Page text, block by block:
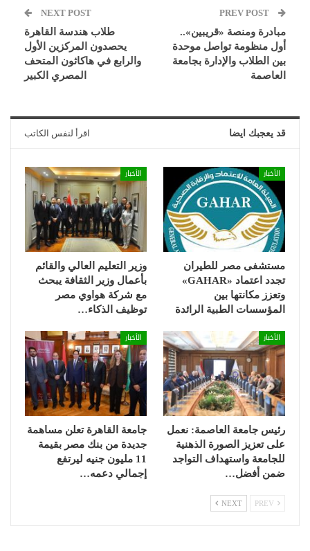
مبادرة ومنصة «قريبين»..
أول منظومة تواصل موحدة
بين الطلاب والإدارة بجامعة
العاصمة
NEXT POST
طلاب هندسة القاهرة
يحصدون المركزين الأول
والرابع في هاكاثون المتحف
المصري الكبير
قد يعجبك ايضا اقرأ لنفس الكاتب
الأخبار
مستشفى مصر للطيران
تجدد اعتماد «GAHAR»
وتعزز مكانتها بين
المؤسسات الطبية الرائدة
الأخبار
وزير التعليم العالي والقائم
بأعمال وزير الثقافة يبحث
مع شركة هواوي مصر
توظيف الذكاء…
الأخبار
رئيس جامعة العاصمة: نعمل
على تعزيز الصورة الذهنية
للجامعة واستهداف التواجد
ضمن أفضل…
الأخبار
جامعة القاهرة تعلن مساهمة
جديدة من بنك مصر بقيمة
11 مليون جنيه ليرتفع
إجمالي دعمه…
NEXT